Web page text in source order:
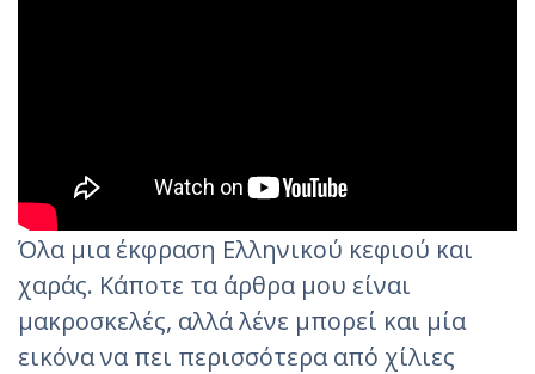
Όλα μια έκφραση Ελληνικού κεφιού και
χαράς. Κάποτε τα άρθρα μου είναι
μακροσκελές, αλλά λένε μπορεί και μία
εικόνα να πει περισσότερα από χίλιες